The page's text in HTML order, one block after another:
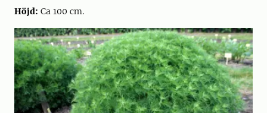
Höjd: Ca 100 cm.